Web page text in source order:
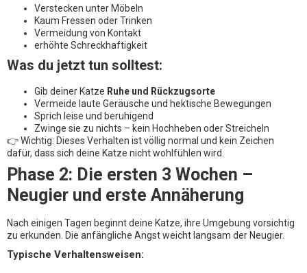
Verstecken unter Möbeln
Kaum Fressen oder Trinken
Vermeidung von Kontakt
erhöhte Schreckhaftigkeit
Was du jetzt tun solltest:
Gib deiner Katze Ruhe und Rückzugsorte
Vermeide laute Geräusche und hektische Bewegungen
Sprich leise und beruhigend
Zwinge sie zu nichts – kein Hochheben oder Streicheln
👉 Wichtig: Dieses Verhalten ist völlig normal und kein Zeichen
dafür, dass sich deine Katze nicht wohlfühlen wird.
Phase 2: Die ersten 3 Wochen –
Neugier und erste Annäherung
Nach einigen Tagen beginnt deine Katze, ihre Umgebung vorsichtig
zu erkunden. Die anfängliche Angst weicht langsam der Neugier.
Typische Verhaltensweisen: